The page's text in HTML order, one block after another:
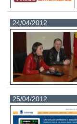
24/04/2012
25/04/2012